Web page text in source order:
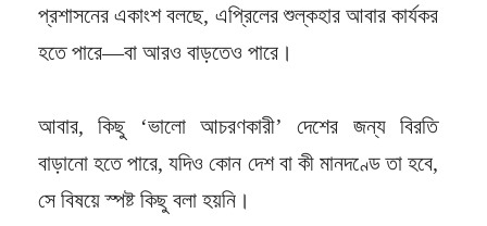
প্রশাসনের একাংশ বলছে, এপ্রিলের শুল্কহার আবার কার্যকর
হতে পারে—বা আরও বাড়তেও পারে।
আবার, কিছু ‘ভালো আচরণকারী’ দেশের জন্য বিরতি
বাড়ানো হতে পারে, যদিও কোন দেশ বা কী মানদণ্ডে তা হবে,
সে বিষয়ে স্পষ্ট কিছু বলা হয়নি।